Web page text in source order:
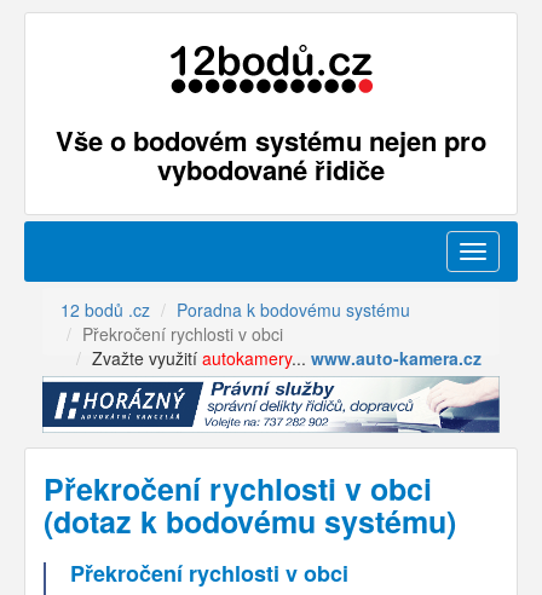
Vše o bodovém systému nejen pro
vybodované řidiče
Menu
12 bodů .cz
Poradna k bodovému systému
Překročení rychlosti v obci
Zvažte využití autokamery... www.auto-kamera.cz
Překročení rychlosti v obci
(dotaz k bodovému systému)
Překročení rychlosti v obci